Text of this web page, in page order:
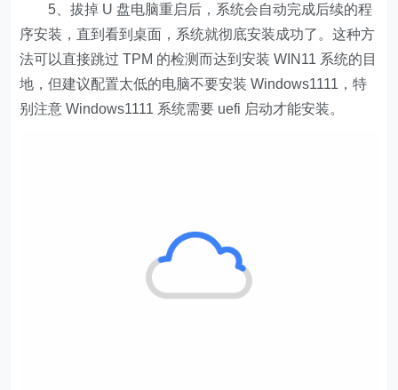
5、拔掉 U 盘电脑重启后，系统会自动完成后续的程
序安装，直到看到桌面，系统就彻底安装成功了。这种方
法可以直接跳过 TPM 的检测而达到安装 WIN11 系统的目
地，但建议配置太低的电脑不要安装 Windows1111，特
别注意 Windows1111 系统需要 uefi 启动才能安装。